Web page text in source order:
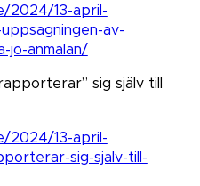
2024/13-april-
av-
jo-anmalan/
sig själv till
2024/13-april-
sig-sjalv-till-